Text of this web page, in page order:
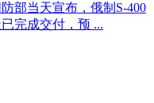
部当天宣布，俄制S-400
完成交付，预 ...